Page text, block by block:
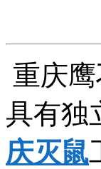
重庆
具有独
庆灭鼠